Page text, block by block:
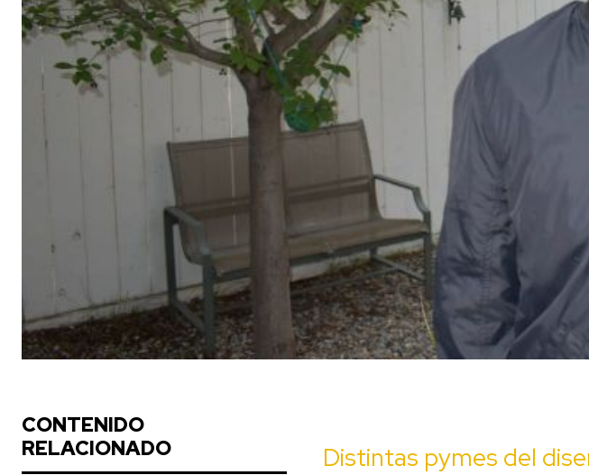
CONTENIDO
RELACIONADO
Distintas pymes del